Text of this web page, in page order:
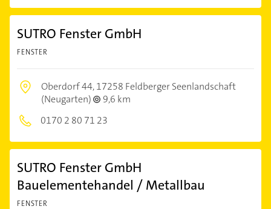
SUTRO Fenster GmbH
FENSTER
Oberdorf 44,17258 Feldberger Seenlandschaft
(Neugarten)
9,6 km
0170 2 80 71 23
SUTRO Fenster GmbH
Bauelementehandel / Metallbau
FENSTER